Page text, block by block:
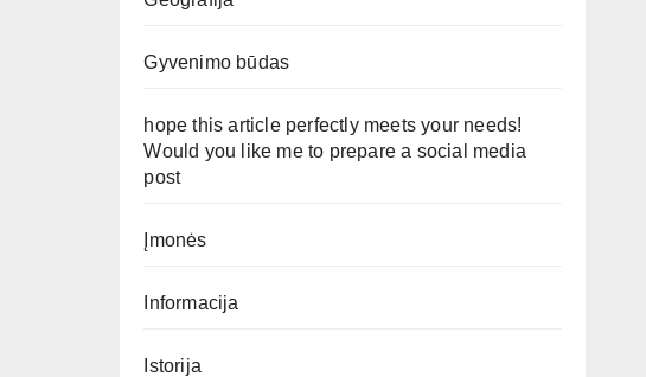
Gyvenimo būdas
hope this article perfectly meets your needs!
Would you like me to prepare a social media
post
Įmonės
Informacija
Istorija